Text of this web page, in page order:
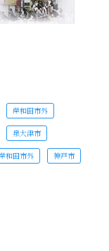
岸和田市外
泉大津市
岸和田市外 神戸市